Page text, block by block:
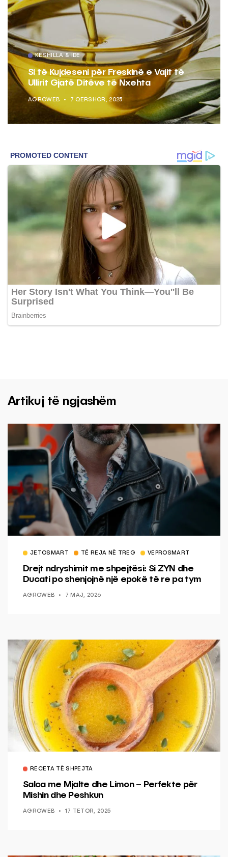
KËSHILLA & IDE
Si të Kujdeseni për Freskinë e Vajit të
Ullirit Gjatë Ditëve të Nxehta
AGROWEB 7 QERSHOR, 2025
Artikuj të ngjashëm
JETOSMART TË REJA NË TREG VEPROSMART
Drejt ndryshimit me shpejtësi: Si ZYN dhe
Ducati po shenjojnë një epokë të re pa tym
AGROWEB 7 MAJ, 2026
RECETA TË SHPEJTA
Salca me Mjalte dhe Limon – Perfekte për
Mishin dhe Peshkun
AGROWEB 17 TETOR, 2025